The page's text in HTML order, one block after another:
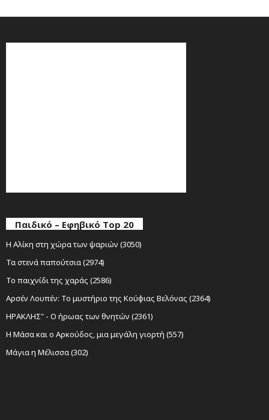
Παιδικό – Εφηβικό Top 20
Η Αλίκη στη χώρα των ψαριών (3050)
Τα στενά παπούτσια (2974)
Το παιχνίδι της χαράς (2586)
Αρσέν Λουπέν: Το μυστήριο της Κούφιας Βελόνας (2364)
ΗΡΑΚΛΗΣ" - Ο ήρωας των θνητών (2361)
Η Μάσα και ο Αρκούδος, μια μεγάλη γιορτή (557)
Μάγια η Μέλισσα (302)